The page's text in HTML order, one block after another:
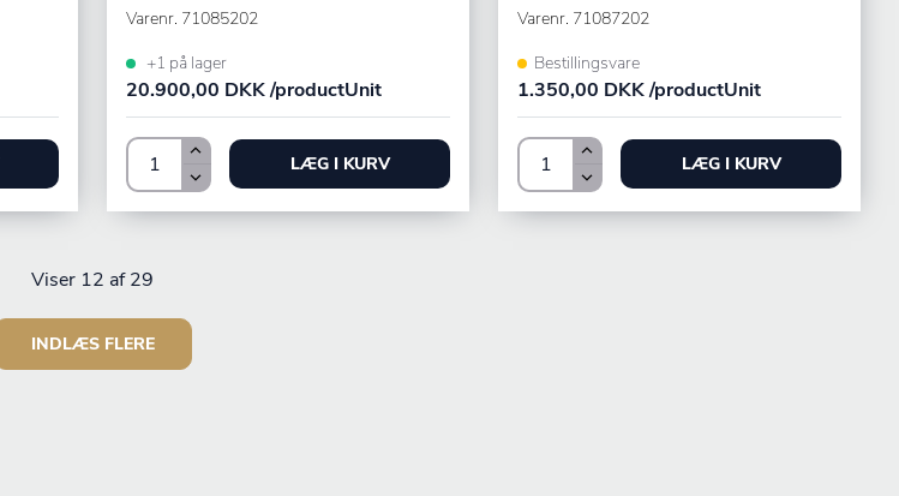
Varenr. 71085202
+1 på lager
20.900,00 DKK /productUnit
LÆG I KURV
Varenr. 71087202
Bestillingsvare
1.350,00 DKK /productUnit
LÆG I KURV
Viser 12 af 29
INDLÆS FLERE